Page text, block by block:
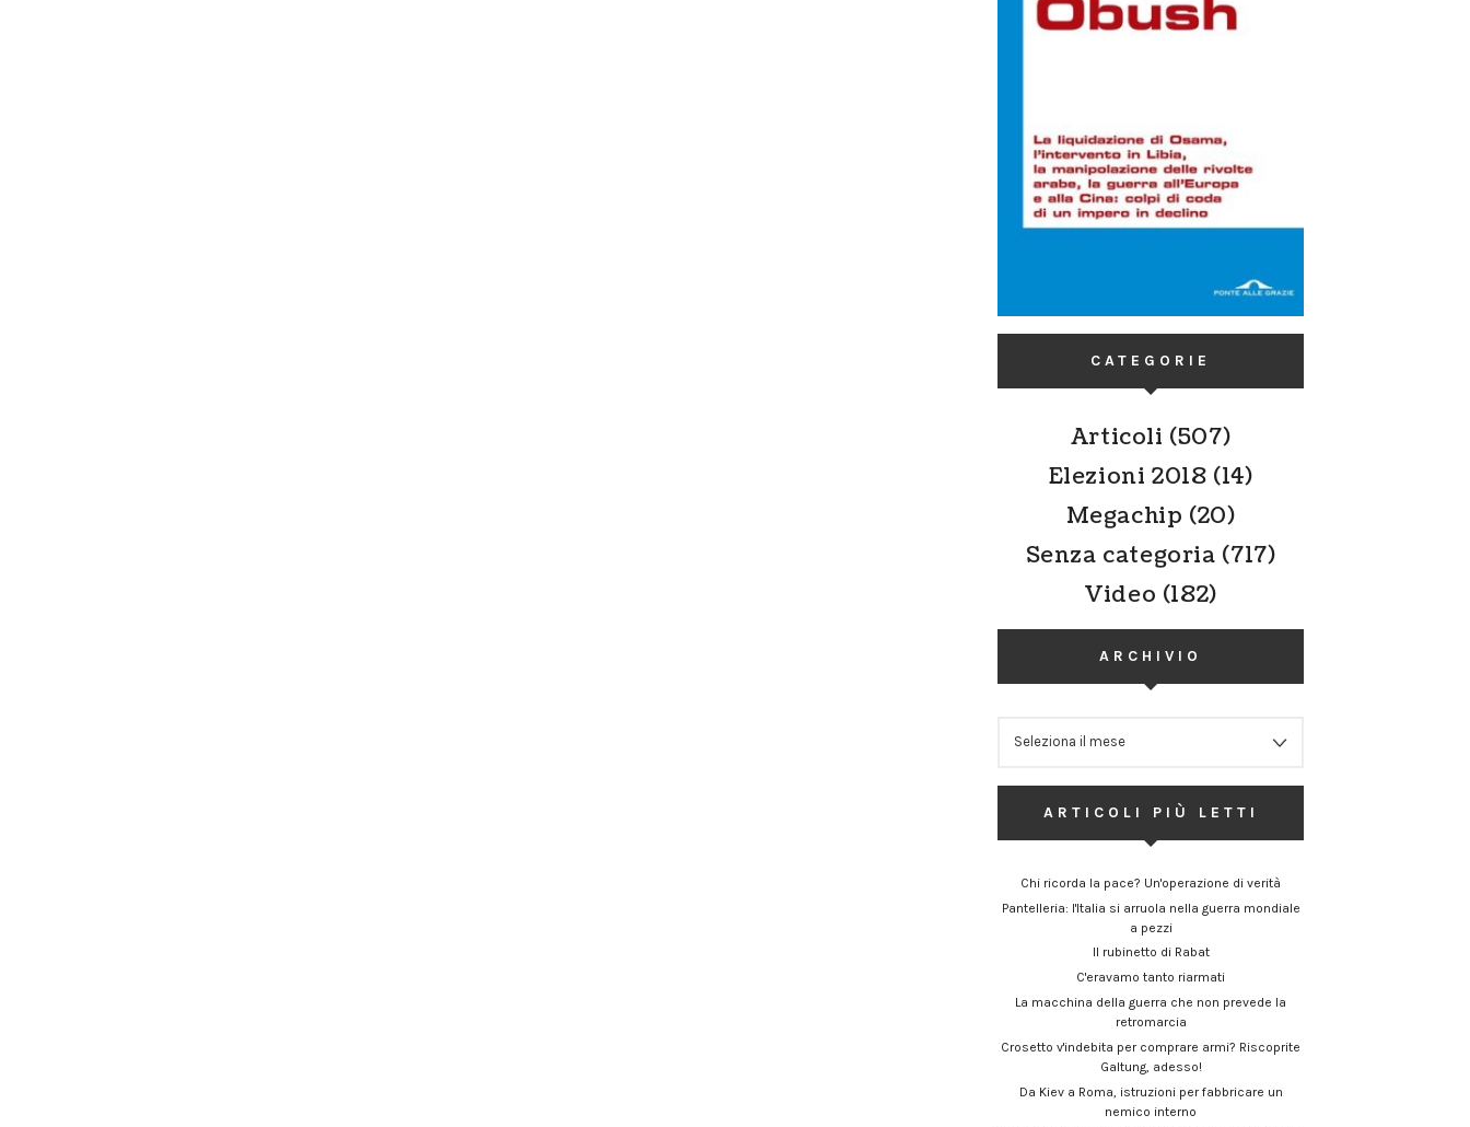
CATEGORIE
Articoli (507)
Elezioni 2018 (14)
Megachip (20)
Senza categoria (717)
Video (182)
ARCHIVIO
ARTICOLI PIÙ LETTI
Chi ricorda la pace? Un'operazione di verità
Pantelleria: l'Italia si arruola nella guerra mondiale
a pezzi
Il rubinetto di Rabat
C'eravamo tanto riarmati
La macchina della guerra che non prevede la
retromarcia
Crosetto v'indebita per comprare armi? Riscoprite
Galtung, adesso!
Da Kiev a Roma, istruzioni per fabbricare un
nemico interno